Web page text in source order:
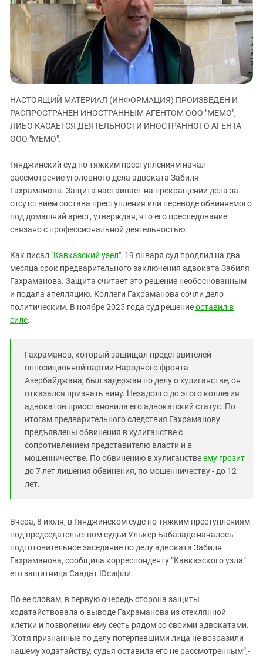
ЗАСТАВЛЯЕТ
КАВКАЗ ЗА ПАЛЕСТИНУ
ИНАКОМЫСЛИЕ В ЧЕЧНЕ
ПРЕСЛЕДОВАНИЕ АКТИВИСТОВ
МОБИЛИЗАЦИЯ И ПРОТЕСТЫ
Дагестан
Ингушетия
Кабардино-Балкария
Калмыкия
Карачаево-Черкесия
Краснодарский край
Российская Федерация
Северная Осетия - Алания
СКФО
Ставропольский край
Чечня
Южный Кавказ
ЮФО
НАСТОЯЩИЙ МАТЕРИАЛ (ИНФОРМАЦИЯ) ПРОИЗВЕДЕН И
РАСПРОСТРАНЕН ИНОСТРАННЫМ АГЕНТОМ ООО "МЕМО",
ЛИБО КАСАЕТСЯ ДЕЯТЕЛЬНОСТИ ИНОСТРАННОГО АГЕНТА
ООО "МЕМО".
Гянджинский суд по тяжким преступлениям начал
рассмотрение уголовного дела адвоката Забиля
Гахраманова. Защита настаивает на прекращении дела за
отсутствием состава преступления или переводе обвиняемого
под домашний арест, утверждая, что его преследование
связано с профессиональной деятельностью.
Как писал "Кавказский узел", 19 января суд продлил на два
месяца срок предварительного заключения адвоката Забиля
Гахраманова. Защита считает это решение необоснованным
и подала апелляцию. Коллеги Гахраманова сочли дело
политическим. В ноябре 2025 года суд решениеоставил в
силе.
Гахраманов, который защищал представителей
оппозиционной партии Народного фронта
Азербайджана, был задержан по делу о хулиганстве, он
отказался признать вину. Незадолго до этого коллегия
адвокатов приостановила его адвокатский статус. По
итогам предварительного следствия Гахраманову
предъявлены обвинения в хулиганстве с
сопротивлением представителю власти и в
мошенничестве. По обвинению в хулиганствеему грозит
до 7 лет лишения обвинения, по мошенничеству - до 12
лет.
Вчера, 8 июля, в Гянджинском суде по тяжким преступлениям
под председательством судьи Улькер Бабазаде началось
подготовительное заседание по делу адвоката Забиля
Гахраманова, сообщила корреспонденту “Кавказского узла”
его защитница Саадат Юсифли.
По ее словам, в первую очередь сторона защиты
ходатайствовала о выводе Гахраманова из стеклянной
клетки и позволении ему сесть рядом со своими адвокатами.
"Хотя признанные по делу потерпевшими лица не возразили
нашему ходатайству, судья оставила его не рассмотренным”,-